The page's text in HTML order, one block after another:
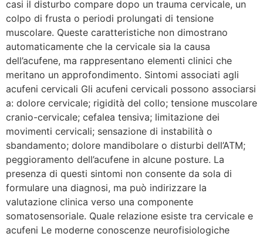
casi il disturbo compare dopo un trauma cervicale, un
colpo di frusta o periodi prolungati di tensione
muscolare. Queste caratteristiche non dimostrano
automaticamente che la cervicale sia la causa
dell’acufene, ma rappresentano elementi clinici che
meritano un approfondimento. Sintomi associati agli
acufeni cervicali Gli acufeni cervicali possono associarsi
a: dolore cervicale; rigidità del collo; tensione muscolare
cranio-cervicale; cefalea tensiva; limitazione dei
movimenti cervicali; sensazione di instabilità o
sbandamento; dolore mandibolare o disturbi dell’ATM;
peggioramento dell’acufene in alcune posture. La
presenza di questi sintomi non consente da sola di
formulare una diagnosi, ma può indirizzare la
valutazione clinica verso una componente
somatosensoriale. Quale relazione esiste tra cervicale e
acufeni Le moderne conoscenze neurofisiologiche